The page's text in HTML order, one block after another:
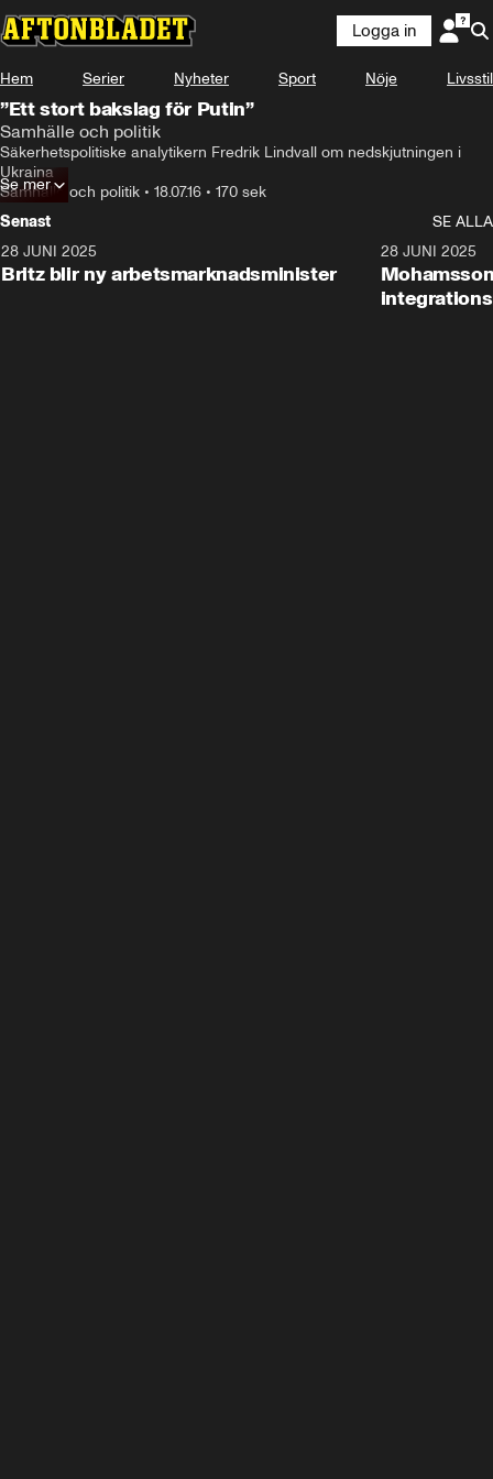
Logga in
Hem Serier Nyheter Sport Nöje Livsstil
”Ett stort bakslag för Putin”
Samhälle och politik
Säkerhetspolitiske analytikern Fredrik Lindvall om nedskjutningen i
Ukraina
Samhälle och politik • 18.07.16 • 170 sek
Se mer
Senast
SE ALLA
28 JUNI 2025
Britz blir ny arbetsmarknadsminister
28 JUNI 2025